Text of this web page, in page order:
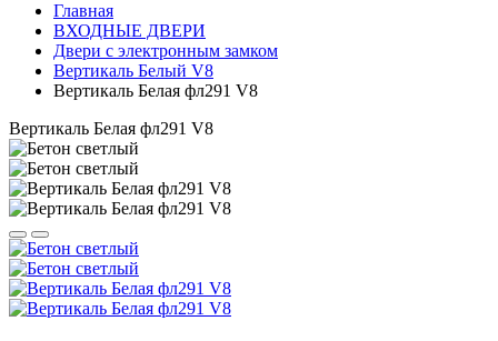
Главная
ВХОДНЫЕ ДВЕРИ
Двери с электронным замком
Вертикаль Белый V8
Вертикаль Белая фл291 V8
Вертикаль Белая фл291 V8